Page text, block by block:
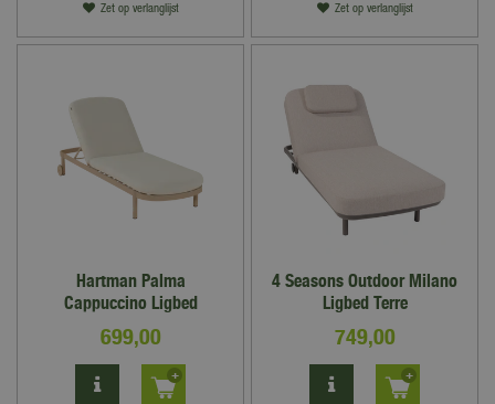
Zet op verlanglijst Zet op verlanglijst
Hartman Palma
Cappuccino Ligbed
699,00
4 Seasons Outdoor Milano
Ligbed Terre
749,00